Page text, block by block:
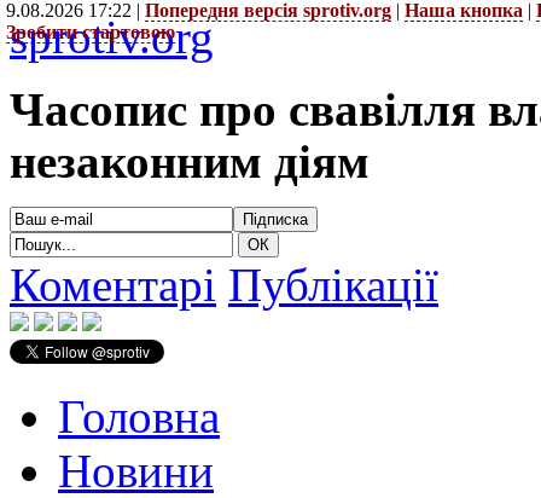
9.08.2026 17:22 | Попередня версія sprotiv.org | Наша кнопка |
Зробити стартовою
sprotiv.org
Часопис про свавілля
незаконним діям
Коментарі Публікації
Головна
Новини